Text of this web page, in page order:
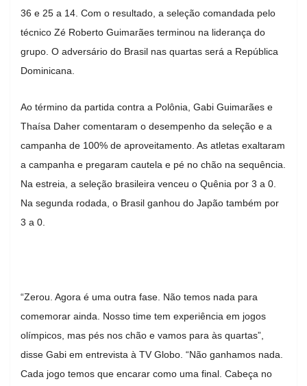
36 e 25 a 14. Com o resultado, a seleção comandada pelo
técnico Zé Roberto Guimarães terminou na liderança do
grupo. O adversário do Brasil nas quartas será a República
Dominicana.
Ao término da partida contra a Polônia, Gabi Guimarães e
Thaísa Daher comentaram o desempenho da seleção e a
campanha de 100% de aproveitamento. As atletas exaltaram
a campanha e pregaram cautela e pé no chão na sequência.
Na estreia, a seleção brasileira venceu o Quênia por 3 a 0.
Na segunda rodada, o Brasil ganhou do Japão também por
3 a 0.
“Zerou. Agora é uma outra fase. Não temos nada para
comemorar ainda. Nosso time tem experiência em jogos
olímpicos, mas pés nos chão e vamos para às quartas”,
disse Gabi em entrevista à TV Globo. “Não ganhamos nada.
Cada jogo temos que encarar como uma final. Cabeça no